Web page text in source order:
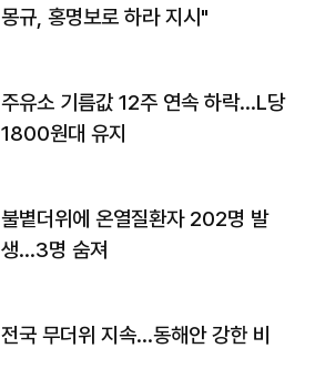
몽규, 홍명보로 하라 지시"
주유소 기름값 12주 연속 하락…L당
1800원대 유지
불볕더위에 온열질환자 202명 발
생…3명 숨져
전국 무더위 지속…동해안 강한 비